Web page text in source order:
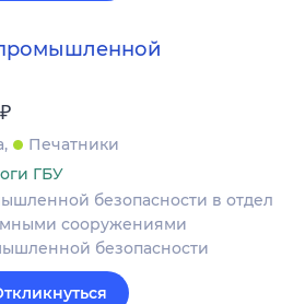
₽
Печатники
ГБУ
безопасности в отдел
сооружениями
безопасности